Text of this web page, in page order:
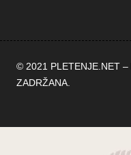
© 2021 PLETENJE.NET –
ZADRŽANA.